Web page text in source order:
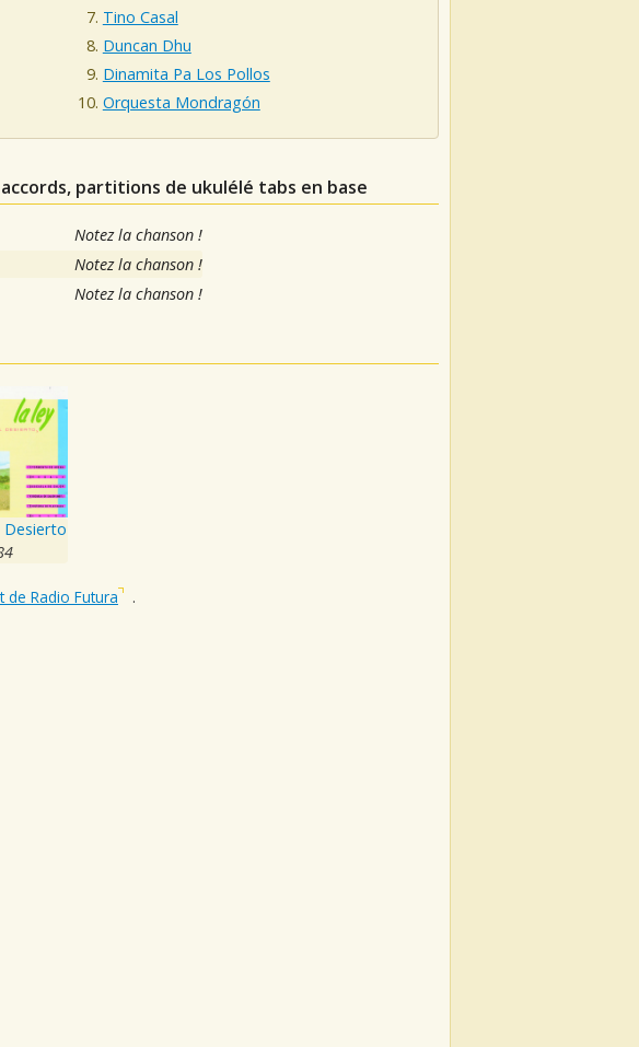
Tino Casal
Duncan Dhu
Dinamita Pa Los Pollos
Orquesta Mondragón
partitions de ukulélé tabs en base
Notez la chanson !
Notez la chanson !
Notez la chanson !
Desierto
de Radio Futura .